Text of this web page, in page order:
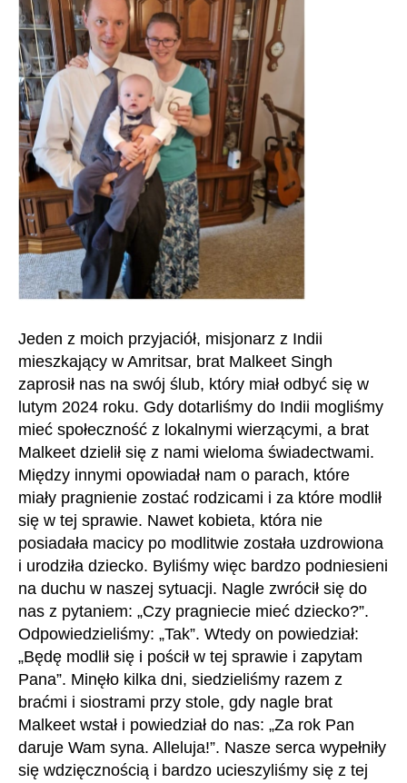
Jeden z moich przyjaciół, misjonarz z Indii
mieszkający w Amritsar, brat Malkeet Singh
zaprosił nas na swój ślub, który miał odbyć się w
lutym 2024 roku. Gdy dotarliśmy do Indii mogliśmy
mieć społeczność z lokalnymi wierzącymi, a brat
Malkeet dzielił się z nami wieloma świadectwami.
Między innymi opowiadał nam o parach, które
miały pragnienie zostać rodzicami i za które modlił
się w tej sprawie. Nawet kobieta, która nie
posiadała macicy po modlitwie została uzdrowiona
i urodziła dziecko. Byliśmy więc bardzo podniesieni
na duchu w naszej sytuacji. Nagle zwrócił się do
nas z pytaniem: „Czy pragniecie mieć dziecko?”.
Odpowiedzieliśmy: „Tak”. Wtedy on powiedział:
„Będę modlił się i pościł w tej sprawie i zapytam
Pana”. Minęło kilka dni, siedzieliśmy razem z
braćmi i siostrami przy stole, gdy nagle brat
Malkeet wstał i powiedział do nas: „Za rok Pan
daruje Wam syna. Alleluja!”. Nasze serca wypełniły
się wdzięcznością i bardzo ucieszyliśmy się z tej